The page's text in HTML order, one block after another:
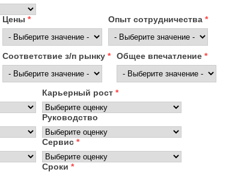
Цены * Опыт сотрудничества *
Соответствие з/п рынку * Общее впечатление *
Карьерный рост *
Руководство
Сервис *
Сроки *